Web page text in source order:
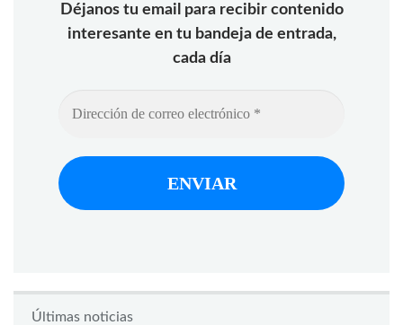
Déjanos tu email para recibir contenido
interesante en tu bandeja de entrada,
cada día
Últimas noticias